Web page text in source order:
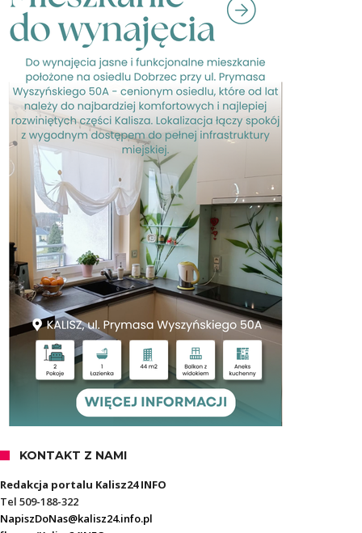
KONTAKT Z NAMI
Redakcja portalu Kalisz24 INFO
Tel 509-188-322
NapiszDoNas@kalisz24.info.pl